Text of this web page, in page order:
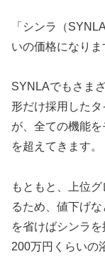
「シンラ（
いの価格になりま
SYNLAでもさま
形だけ採用した
が、全ての機能
を超えてきます。
もともと、上位
るため、値下げ
を省けばシンラ
200万円くらいの